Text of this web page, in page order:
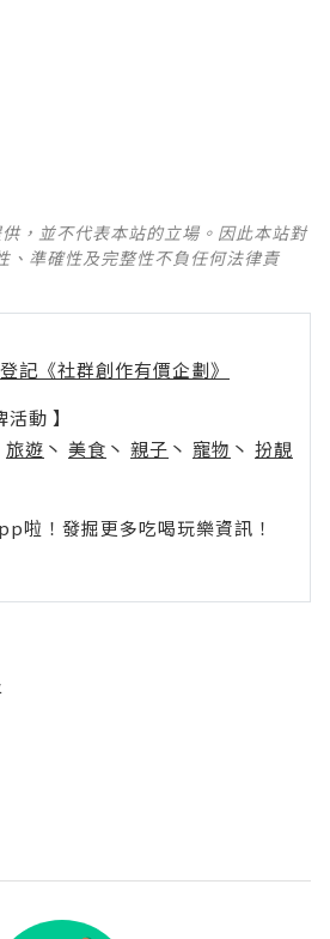
，並不代表本站的立場。因此本站對
、準確性及完整性不負任何法律責
登記《社群創作有價企劃》
動 】
旅遊 丶 美食 丶 親子 丶 寵物 丶 扮靚
啦！發掘更多吃喝玩樂資訊！